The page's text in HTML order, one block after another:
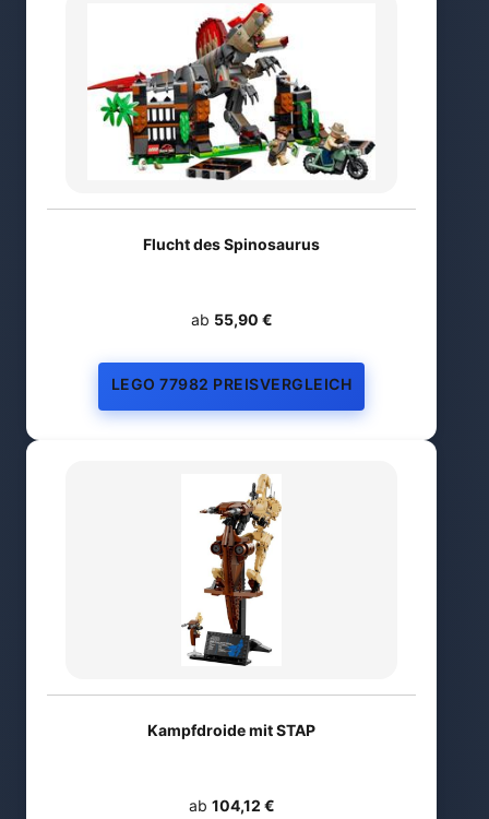
Flucht des Spinosaurus
ab 55,90 €
LEGO 77982 PREISVERGLEICH
Kampfdroide mit STAP
ab 104,12 €